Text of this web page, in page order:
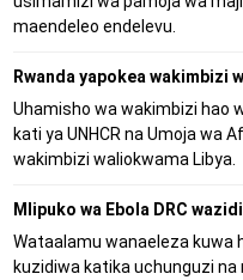
maendeleo endelevu.
Rwanda yapokea wakimbizi
Uhamisho wa wakimbizi hao
kati ya UNHCR na Umoja wa
wakimbizi waliokwama Libya.
Mlipuko wa Ebola DRC
Wataalamu wanaeleza kuwa
kuzidiwa katika uchunguzi